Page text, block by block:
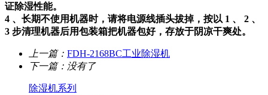
证除湿性能。
4 、长期不使用机器时，请将电源线插头拔掉，按以 1 、 2 、
3 步清理机器后用包装箱把机器包好，存放于阴凉干爽处。
上一篇： FDH-2168BC工业除湿机
下一篇：没有了
除湿机系列